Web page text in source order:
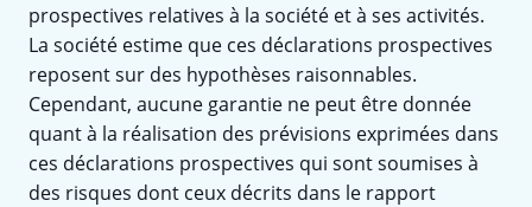
prospectives relatives à la société et à ses activités.
La société estime que ces déclarations prospectives
reposent sur des hypothèses raisonnables.
Cependant, aucune garantie ne peut être donnée
quant à la réalisation des prévisions exprimées dans
ces déclarations prospectives qui sont soumises à
des risques dont ceux décrits dans le rapport